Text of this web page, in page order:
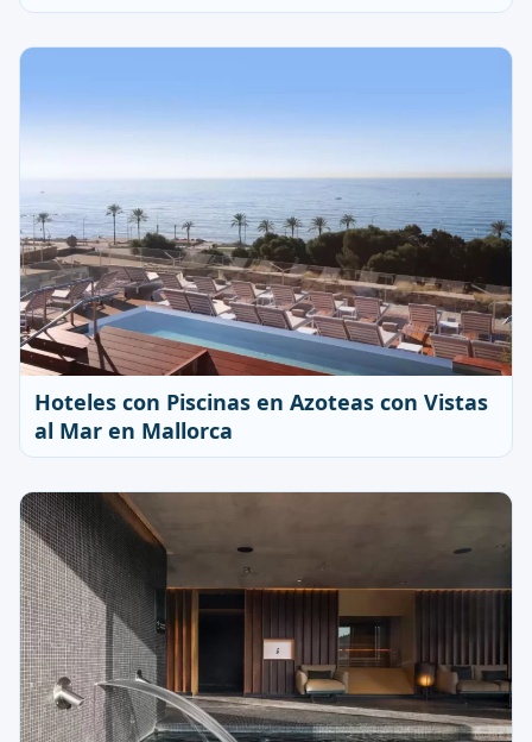
Hoteles con Piscinas en Azoteas con Vistas
al Mar en Mallorca